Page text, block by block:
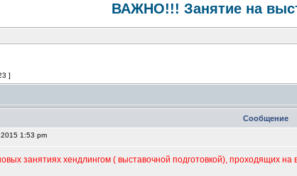
ВАЖНО!!! Занятие на
]
Сообщение
1:53 pm
занятиях хендлингом ( выставочной подготовкой), проходящих на